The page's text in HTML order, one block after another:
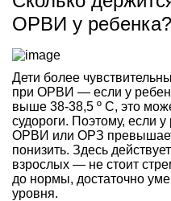
ОРВИ у ребенка?
Дети более
при ОРВИ — если у
выше 38-38,5 º C, это
судороги. Поэтому, если
ОРВИ или ОРЗ превышает
понизить. Здесь
взрослых — не стоит
до нормы, достаточно
уровня.